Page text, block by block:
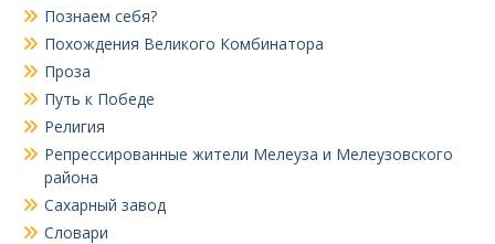
Познаем себя?
Похождения Великого Комбинатора
Проза
Путь к Победе
Религия
Репрессированные жители Мелеуза и Мелеузовского
района
Сахарный завод
Словари